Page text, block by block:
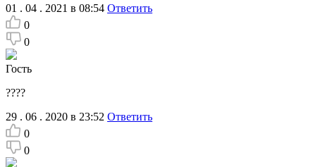
01 . 04 . 2021 в 08:54 Ответить
0
0
Гость
????
29 . 06 . 2020 в 23:52 Ответить
0
0